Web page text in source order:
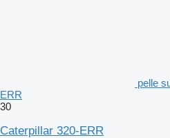
pelle
ERR
30
Caterpillar 320-ERR